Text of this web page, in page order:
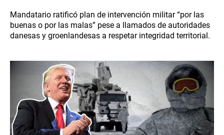
Mandatario ratificó plan de intervención militar “por las
buenas o por las malas” pese a llamados de autoridades
danesas y groenlandesas a respetar integridad territorial.